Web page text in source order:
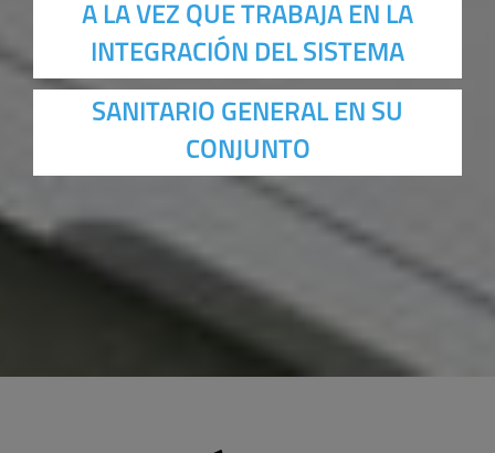
A LA VEZ QUE TRABAJA EN LA
INTEGRACIÓN DEL SISTEMA
SANITARIO GENERAL EN SU
CONJUNTO